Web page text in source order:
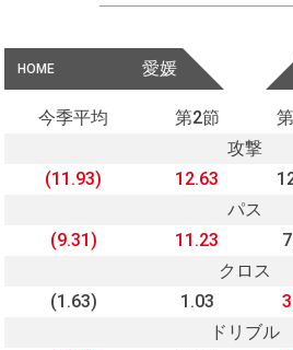
HOME 愛媛
今季平均 第2節
攻撃
(11.93)
12.63
パス
(9.31)
11.23
クロス
(1.63)
1.03
ドリブル